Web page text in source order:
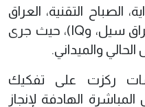
الصباح التقنية، العراق
الوطنية، الخبرة اللامتناهية، عراق سيل، وIQ)، حيث جرى
والميداني.
ركزت على تفكيك
الهادفة لإنجاز